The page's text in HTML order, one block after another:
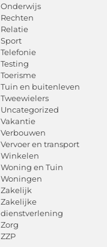
Onderwijs
Rechten
Relatie
Sport
Telefonie
Testing
Toerisme
Tuin en buitenleven
Tweewielers
Uncategorized
Vakantie
Verbouwen
Vervoer en transport
Winkelen
Woning en Tuin
Woningen
Zakelijk
Zakelijke
dienstverlening
Zorg
ZZP